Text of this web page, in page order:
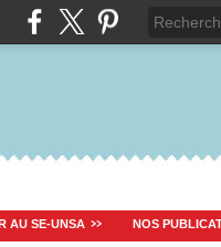
AU SE-UNSA NOS